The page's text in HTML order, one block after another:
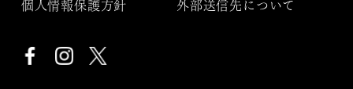
個人情報保護方針 外部送信先について